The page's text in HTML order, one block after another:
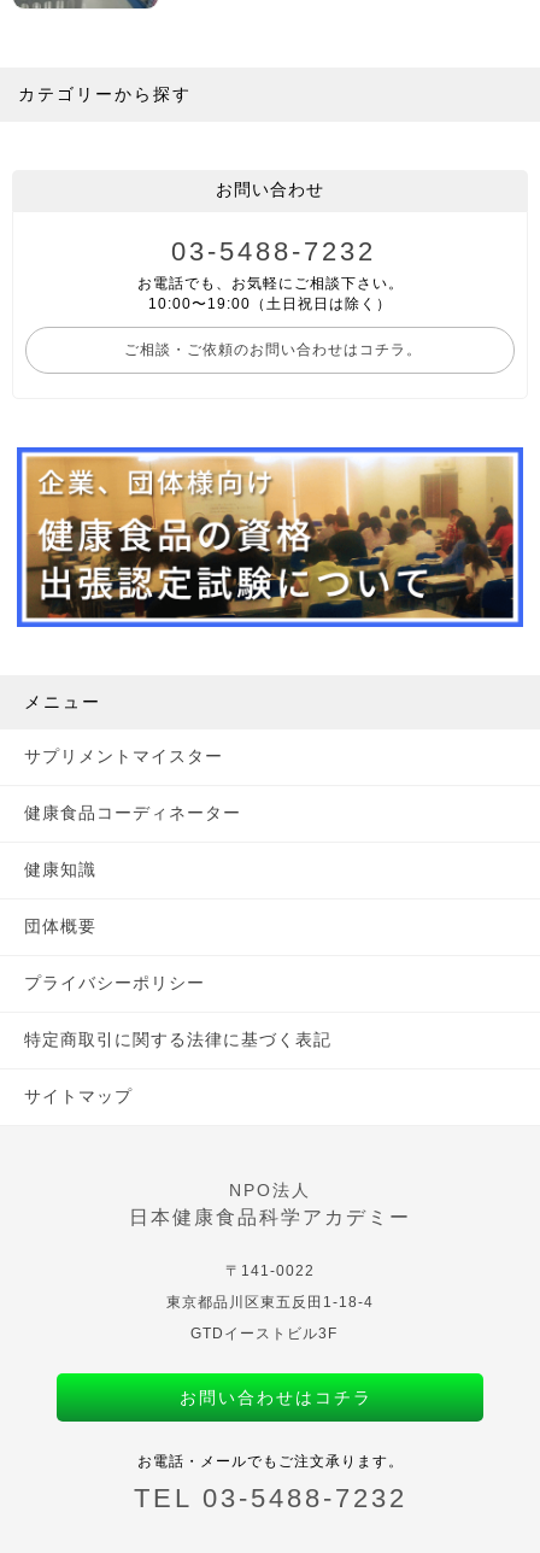
カテゴリーから探す
お問い合わせ
03-5488-7232
お電話でも、お気軽にご相談下さい。
10:00〜19:00（土日祝日は除く）
ご相談・ご依頼のお問い合わせはコチラ。
メニュー
サプリメントマイスター
健康食品コーディネーター
健康知識
団体概要
プライバシーポリシー
特定商取引に関する法律に基づく表記
サイトマップ
NPO法人
日本健康食品科学アカデミー
〒141-0022
東京都品川区東五反田1-18-4
GTDイーストビル3F
お問い合わせはコチラ
お電話・メールでもご注文承ります。
TEL 03-5488-7232